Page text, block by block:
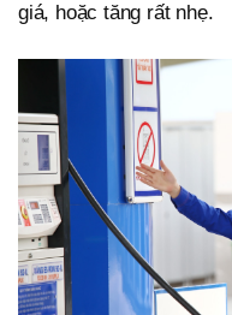
giá, hoặc tăng rất nhẹ.